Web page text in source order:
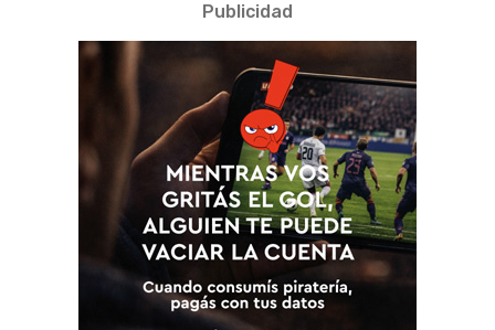
Publicidad